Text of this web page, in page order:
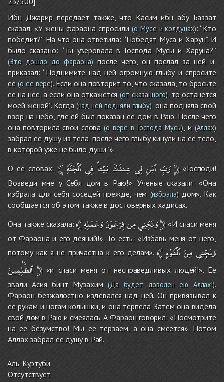
Ибн Джарир передает также, что Касим ибн абу Баззат
сказал: «У жены фараона спросили (о Мусе и колдунах): ‘‘Кто
победит?’’ На что она ответила: ‘‘Победят Муса и Харун’’. И
было сказано: ‘‘Ты уверовала в Господа Мусы и Харуна?’’
(Это дошло до фараона)после чего, он послал за ней и
приказал: ‘‘Поднимите над ней огромную глыбу и спросите
ее(о ее вере). Если она повторит то, что сказала, то бросьте
ее на нее, а если она откажется (от сказанного), то останется
моей женой’’. Когда(над ней подняли глыбу) , она подняла свой
взор на небо, где ей был показан ее дом в Раю. После чего
она повторила свои слова (о вере в Господа Мусы) , и(Аллах)
забрал ее душу из тела, после чего глыбу кинули на ее тело,
в которой уже не было души’’».
О ее словах: ﴾ رَبِّ ٱبْنِ لِي عِندَكَ بَيْتاً فِي ٱلْجَنَّةِ ﴿«Господи!
Возведи мне у Себя дом в Раю!». Ученые сказали: «Она
избрала для себя соседей прежде, чем (избрала)дом». Как
сообщается об этом также в достоверных хадисах.
Она также сказала:﴾ وَنَجِّنِيمِنفِرْعَوْنَوَعَمَلِهِ ﴿«И спаси меня
от Фараона и его деяний!». То есть: «Избавь меня от него,
потому как я не причастна к его делам». ﴾ وَنَجِّنِي مِنَ ٱلْقَوْمِ
ٱلظَّٰلِمِينَ ﴿«и спаси меня от несправедливых людей!». Ее
звали Асия бинт Музахим(Да будет доволен ею Аллах!).
Фараон безжалостно издевался над ней. Он привязывал к
ее рукам и ногам колышки, и она терпела. Затем она видела
свой дом в Раю и смеялась. А Фараон говорил: «Посмотрите
на ее безумство! Мы ее терзаем, а она смеется». Потом
Аллах забрал ее душу в Рай.
Аль-Куртуби
Отсутствует